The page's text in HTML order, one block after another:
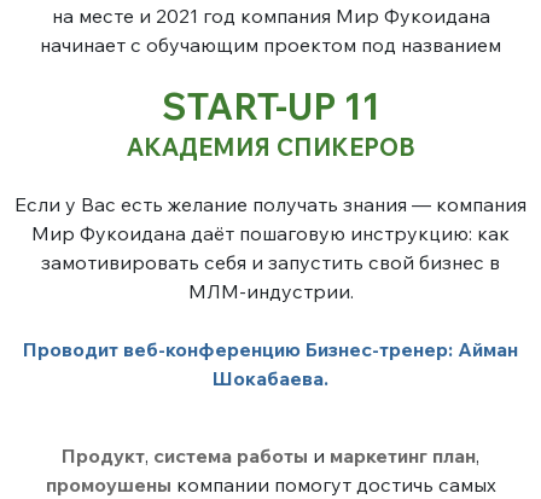
на месте и 2021 год компания Мир Фукоидана
начинает с обучающим проектом под названием
START-UP 11
АКАДЕМИЯ СПИКЕРОВ
Если у Вас есть желание получать знания — компания
Мир Фукоидана даёт пошаговую инструкцию: как
замотивировать себя и запустить свой бизнес в
МЛМ-индустрии.
Проводит веб-конференцию Бизнес-тренер: Айман
Шокабаева.
Продукт, система работы и маркетинг план,
промоушены компании помогут достичь самых